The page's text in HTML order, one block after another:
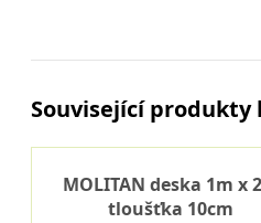
Související produkty
MOLITAN deska 1m x
tloušťka 10cm